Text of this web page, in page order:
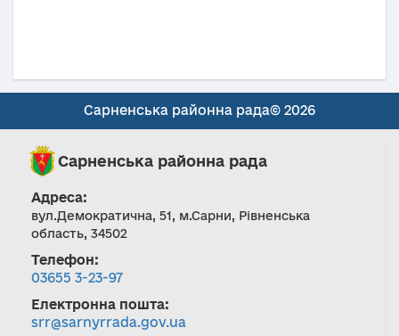
Сарненська районна рада© 2026
Сарненська районна рада
Адреса:
вул.Демократична, 51, м.Сарни, Рівненська
область, 34502
Телефон:
03655 3-23-97
Електронна пошта:
srr@sarnyrrada.gov.ua